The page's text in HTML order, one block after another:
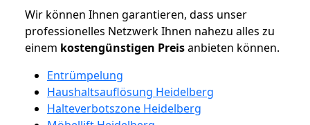
Wir können Ihnen garantieren, dass unser
professionelles Netzwerk Ihnen nahezu alles zu
einem kostengünstigen Preisanbieten können.
Entrümpelung
Haushaltsauflösung Heidelberg
Halteverbotszone Heidelberg